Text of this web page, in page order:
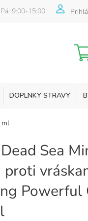
9:00-15:00
DOPLNKY STRAVY
ml
Sea
proti
Powerful